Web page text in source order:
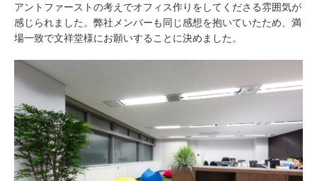
アントファーストの考えでオフィス作りをしてくださる雰囲気が
感じられました。弊社メンバーも同じ感想を抱いていたため、満
場一致で文祥堂様にお願いすることに決めました。